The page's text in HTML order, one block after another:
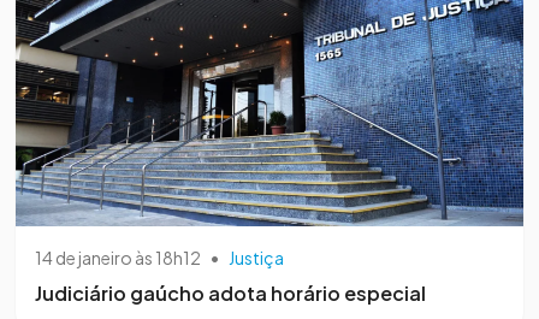
14 de janeiro às 18h12 • Justiça
Judiciário gaúcho adota horário especial